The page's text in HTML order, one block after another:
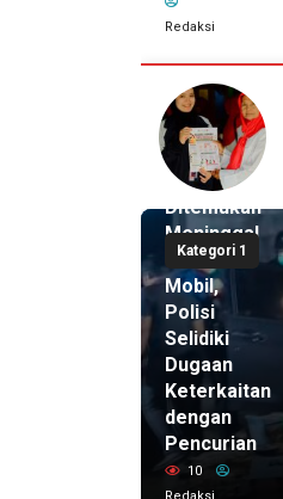
Redaksi
Kategori 1
1 hari lalu
Pemilik
Royal
Phone
Ditemukan
Meninggal
di Dalam
Mobil,
Polisi
Selidiki
Dugaan
Keterkaitan
dengan
Pencurian
10
Redaksi